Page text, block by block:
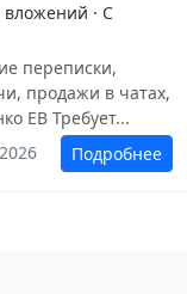
вложений · С
переписки,
продажи в чатах,
ЕВ Требует...
Подробнее